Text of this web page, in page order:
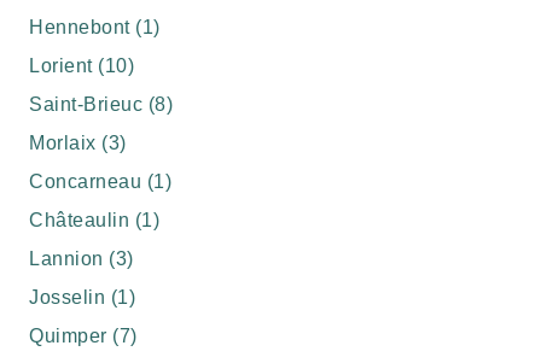
Hennebont (1)
Lorient (10)
Saint-Brieuc (8)
Morlaix (3)
Concarneau (1)
Châteaulin (1)
Lannion (3)
Josselin (1)
Quimper (7)